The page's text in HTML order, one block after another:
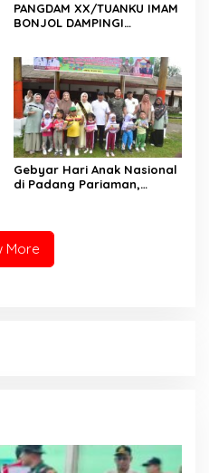
PANGDAM XX/TUANKU IMAM
BONJOL DAMPINGI
SJAHRIR
Gebyar Hari Anak Nasional
di Padang Pariaman,
untuk Semua Anak
More